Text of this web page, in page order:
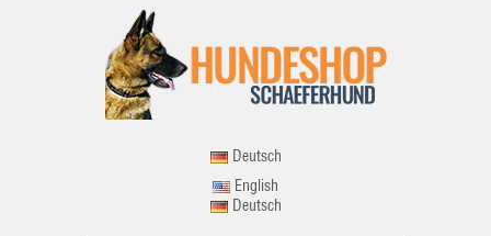
Deutsch
English
Deutsch